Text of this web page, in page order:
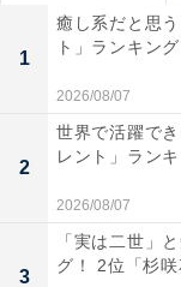
1
癒し系だと思
ト」ランキン
2026/08/07
2
世界で活躍で
レント」ラン
2026/08/07
3
「実は二世」
グ！ 2位「杉